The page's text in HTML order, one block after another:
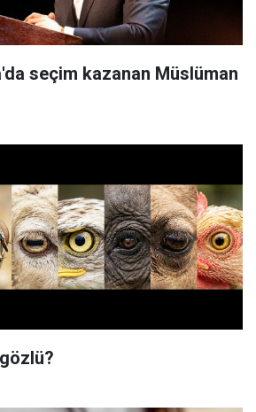
seçim kazanan Müslüman